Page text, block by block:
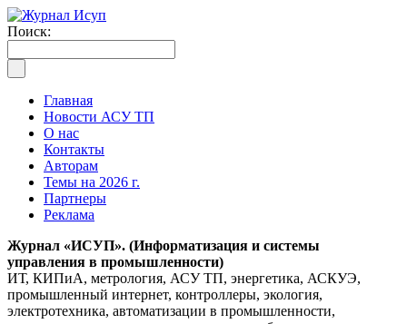
Поиск:
Главная
Новости АСУ ТП
О нас
Контакты
Авторам
Темы на 2026 г.
Партнеры
Реклама
Журнал «ИСУП». (Информатизация и системы
управления в промышленности)
ИТ, КИПиА, метрология, АСУ ТП, энергетика, АСКУЭ,
промышленный интернет, контроллеры, экология,
электротехника, автоматизации в промышленности,